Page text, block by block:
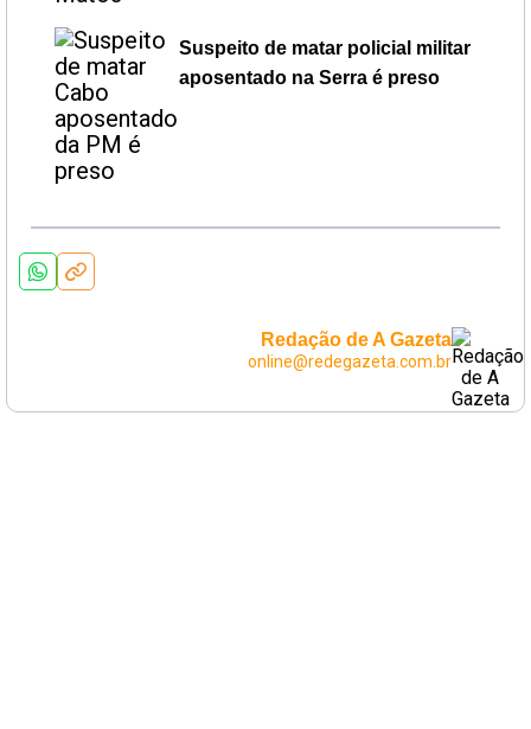
Suspeito de matar policial militar
aposentado na Serra é preso
Redação de A Gazeta
online@redegazeta.com.br